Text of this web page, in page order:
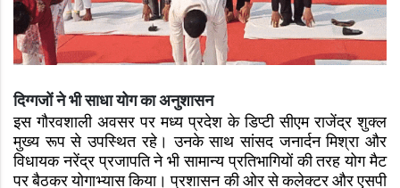
दिग्गजों ने भी साधा योग का अनुशासन
इस गौरवशाली अवसर पर मध्य प्रदेश के डिप्टी सीएम राजेंद्र शुक्ल
मुख्य रूप से उपस्थित रहे। उनके साथ सांसद जनार्दन मिश्रा और
विधायक नरेंद्र प्रजापति ने भी सामान्य प्रतिभागियों की तरह योग मैट
पर बैठकर योगाभ्यास किया। प्रशासन की ओर से कलेक्टर और एसपी